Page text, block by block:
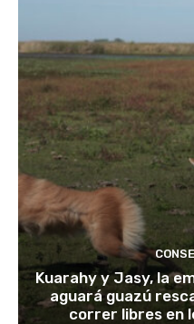
Kuarahy y Jasy, la
aguará guazú
correr libres en